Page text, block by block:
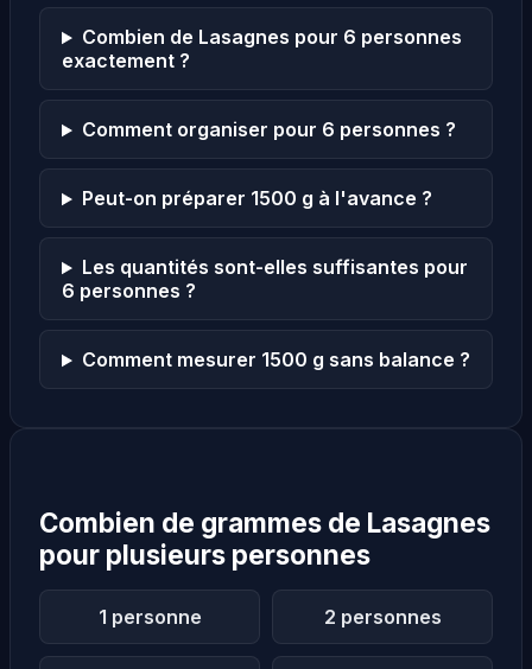
Combien de Lasagnes pour 6 personnes
exactement ?
Comment organiser pour 6 personnes ?
Peut-on préparer 1500 g à l'avance ?
Les quantités sont-elles suffisantes pour
6 personnes ?
Comment mesurer 1500 g sans balance ?
Combien de grammes de Lasagnes
pour plusieurs personnes
1 personne 2 personnes